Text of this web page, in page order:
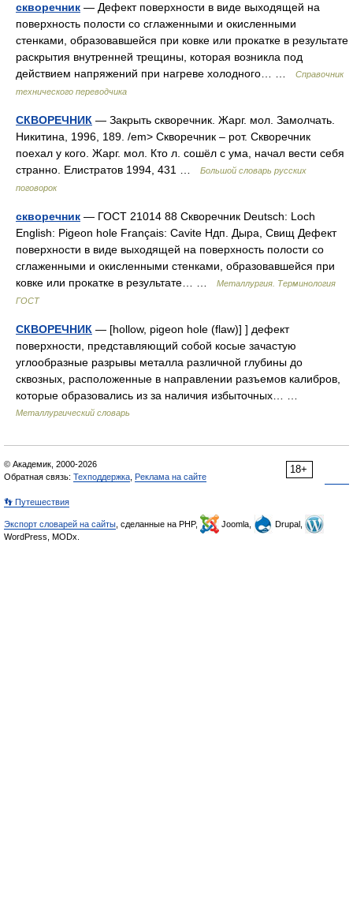
скворечник — Дефект поверхности в виде выходящей на
поверхность полости со сглаженными и окисленными
стенками, образовавшейся при ковке или прокатке в результате
раскрытия внутренней трещины, которая возникла под
действием напряжений при нагреве холодного… …
Справочник
технического переводчика
СКВОРЕЧНИК — Закрыть скворечник. Жарг. мол. Замолчать.
Никитина, 1996, 189. /em> Скворечник – рот. Скворечник
поехал у кого. Жарг. мол. Кто л. сошёл с ума, начал вести себя
странно. Елистратов 1994, 431 …
Большой словарь русских
поговорок
скворечник — ГОСТ 21014 88 Скворечник Deutsch: Loch
English: Pigeon hole Français: Cavite Ндп. Дыра, Свищ Дефект
поверхности в виде выходящей на поверхность полости со
сглаженными и окисленными стенками, образовавшейся при
ковке или прокатке в результате… …
Металлургия. Терминология
ГОСТ
СКВОРЕЧНИК — [hollow, pigeon hole (flaw)] ] дефект
поверхности, представляющий собой косые зачастую
углообразные разрывы металла различной глубины до
сквозных, расположенные в направлении разъемов калибров,
которые образовались из за наличия избыточных… …
Металлургический словарь
18+
© Академик, 2000-2026
Обратная связь: Техподдержка Реклама на сайте
👣 Путешествия
Экспорт словарей на сайты , сделанные на PHP, Joomla,
Drupal,
WordPress, MODx.